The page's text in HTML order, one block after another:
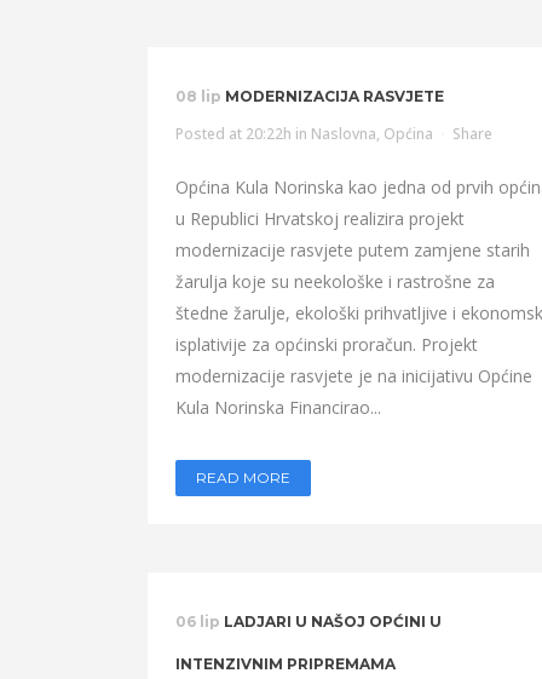
08 lip MODERNIZACIJA RASVJETE
Posted at 20:22h in Naslovna, Općina Share
Općina Kula Norinska kao jedna od prvih
u Republici Hrvatskoj realizira projekt
modernizacije rasvjete putem zamjene starih
žarulja koje su neekološke i rastrošne za
štedne žarulje, ekološki prihvatljive i
isplativije za općinski proračun. Projekt
modernizacije rasvjete je na inicijativu Općine
Kula Norinska Financirao...
READ MORE
06 lip LADJARI U NAŠOJ OPĆINI U
INTENZIVNIM PRIPREMAMA